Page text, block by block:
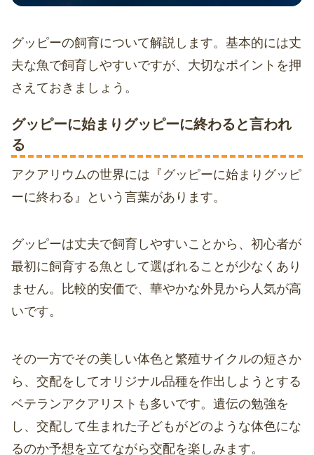
グッピーの飼育について解説します。基本的には丈
夫な魚で飼育しやすいですが、大切なポイントを押
さえておきましょう。
グッピーに始まりグッピーに終わると言われ
る
アクアリウムの世界には『グッピーに始まりグッピ
ーに終わる』という言葉があります。
グッピーは丈夫で飼育しやすいことから、初心者が
最初に飼育する魚として選ばれることが少なくあり
ません。比較的安価で、華やかな外見から人気が高
いです。
その一方でその美しい体色と繁殖サイクルの短さか
ら、交配をしてオリジナル品種を作出しようとする
ベテランアクアリストも多いです。遺伝の勉強を
し、交配して生まれた子どもがどのような体色にな
るのか予想を立てながら交配を楽しみます。